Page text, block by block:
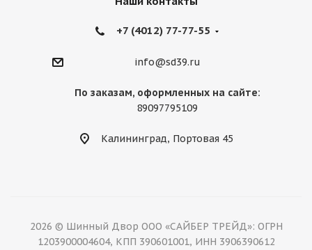
+7 (4012) 77-77-55
info@sd39.ru
По заказам, оформленных на сайте:
89097795109
Калининград, Портовая 45
2026 © Шинный Двор ООО «САЙБЕР ТРЕЙД»: ОГРН
1203900004604, КПП 390601001, ИНН 3906390612